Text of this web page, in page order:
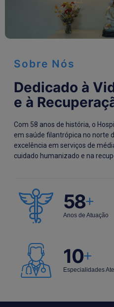
Sobre Nós
Dedicado à
e à
Com 58 anos de história, o
em saúde filantrópica no norte
excelência em serviços de
cuidado humanizado e na
58+
Anos de Atuação
10+
Especialidades